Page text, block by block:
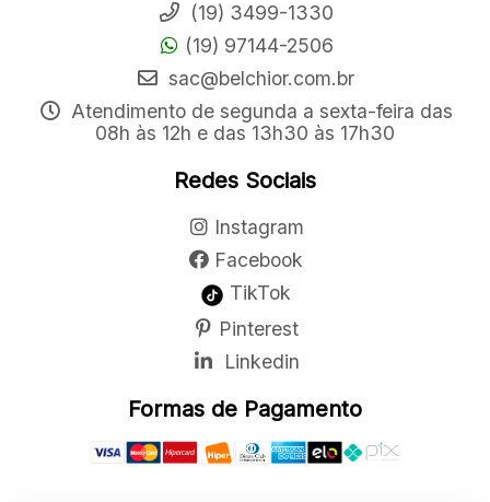
(19) 3499-1330
(19) 97144-2506
sac@belchior.com.br
Atendimento de segunda a sexta-feira das
08h às 12h e das 13h30 às 17h30
Redes Sociais
Instagram
Facebook
TikTok
Pinterest
Linkedin
Formas de Pagamento